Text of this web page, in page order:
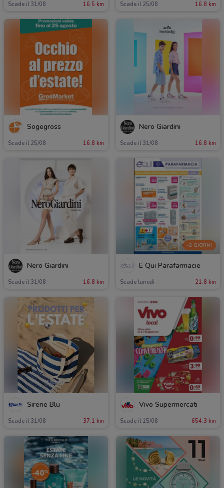
Scade il 31/08 16.5 km Scade il 25/08 16.8 km
Sogegross
Scade il 25/08 16.8 km
Nero Giardini
Scade il 31/08 16.8 km
Nero Giardini
Scade il 31/08 16.8 km
-2 GIORNI
É Qui Parafarmacie
Scade lunedì 21.8 km
Sirene Blu
Scade il 31/08 37.1 km
Vivo Supermercati
Scade il 15/08 654.3 km